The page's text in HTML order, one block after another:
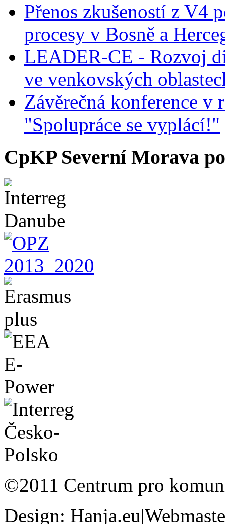
Přenos zkušeností z V4
procesy v Bosně a
LEADER-CE - Rozvoj
ve venkovských
Závěrečná konference v
"Spolupráce se vyplácí!"
CpKP Severní Morava
©2011 Centrum pro
Design: